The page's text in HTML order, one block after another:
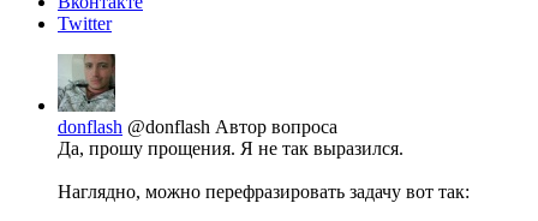
Twitter
donflash @donflash Автор вопроса
Да, прошу прощения. Я не так выразился.
Наглядно, можно перефразировать задачу вот так: